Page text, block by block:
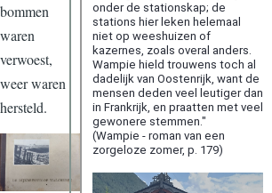
bommen
waren
verwoest,
weer waren
hersteld.